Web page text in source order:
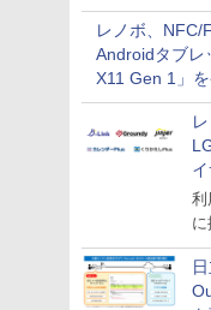
革
レノボ、NFC/
Androidタブレ
X11 Gen 1」
利
に